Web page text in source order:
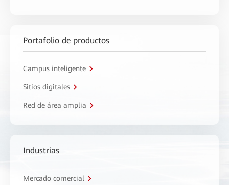
Portafolio de productos
Campus inteligente
Sitios digitales
Red de área amplia
Industrias
Mercado comercial